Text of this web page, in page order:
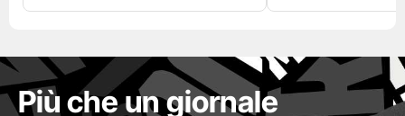
Più che un giornale